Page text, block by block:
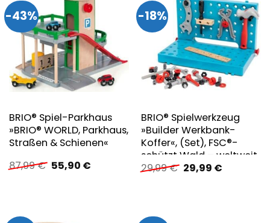
-43%
BRIO® Spiel-Parkhaus
»BRIO® WORLD, Parkhaus,
Straßen & Schienen«
87,99€ Ursprünglicher
Preis
55,90 €Aktueller
-18%
BRIO® Spielwerkzeug
»Builder Werkbank-
Koffer«, (Set), FSC®-
schützt Wald – weltweit
29,99€ Ursprünglicher
Preis
29,99 €Aktueller